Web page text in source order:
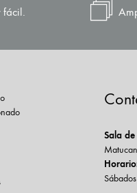
fácil.
Sala